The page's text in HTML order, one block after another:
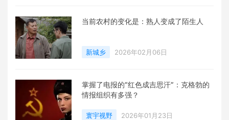
当前农村的变化是：熟人变成了陌生人
新城乡 2026年02月06日
掌握了电报的“红色成吉思汗”：克格勃的
情报组织有多强？
寰宇视野 2026年01月23日